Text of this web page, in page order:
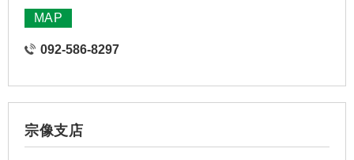
MAP
092-586-8297
宗像支店